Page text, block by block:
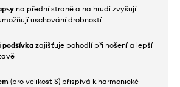
na přední straně a na hrudi zvyšují
uschování drobností
podšívkazajišťuje pohodlí při nošení a lepší
(pro velikost S) přispívá k harmonické